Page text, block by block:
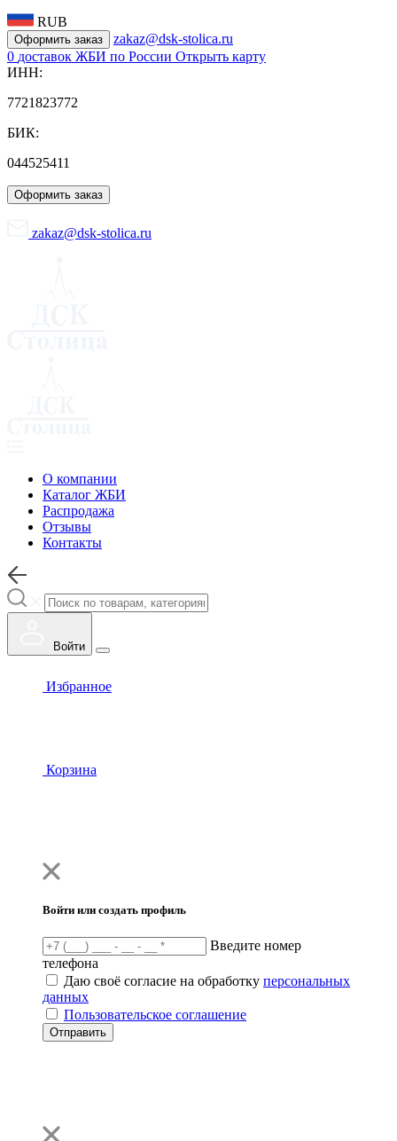
RUB
Оформить заказ
zakaz@dsk-stolica.ru
0 доставок ЖБИ по России Открыть карту
ИНН:
7721823772
БИК:
044525411
Оформить заказ
zakaz@dsk-stolica.ru
О компании
Каталог ЖБИ
Распродажа
Отзывы
Контакты
Войти
Избранное
Корзина
Войти или создать профиль
Введите номер
телефона
Даю своё согласие на обработку персональных
данных
Пользовательское соглашение
Отправить